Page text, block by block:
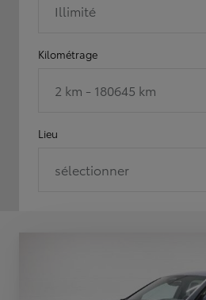
Illimité
Kilométrage
2 km - 180645 km
Lieu
sélectionner